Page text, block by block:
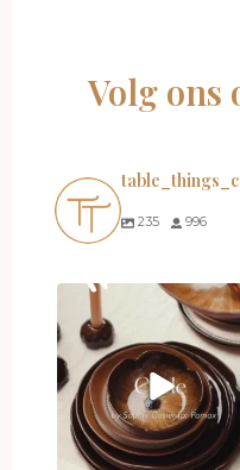
Volg ons
235 996